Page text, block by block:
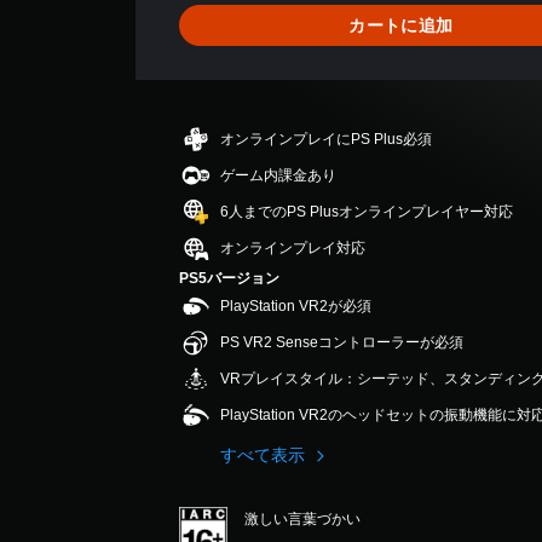
ま
せ
カートに追加
オンラインプレイにPS Plus必須
ゲーム内課金あり
6人までのPS Plusオンラインプレイヤー対応
オンラインプレイ対応
PS5バージョン
PlayStation VR2が必須
PS VR2 Senseコントローラーが必須
VRプレイスタイル：シーテッド、スタンディン
PlayStation VR2のヘッドセットの振動機能に
すべて表示
激しい言葉づかい